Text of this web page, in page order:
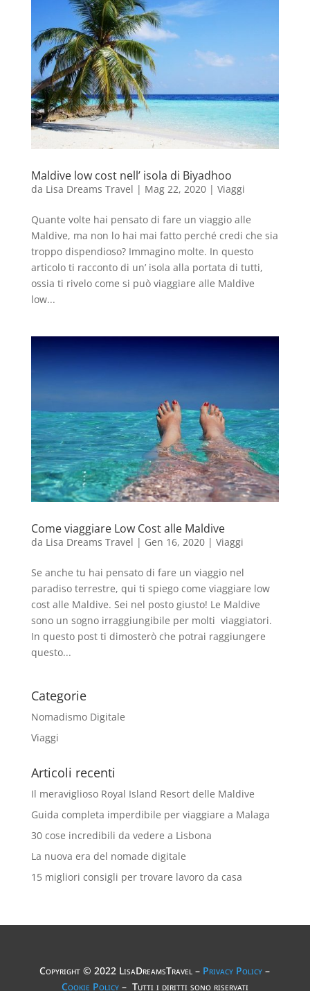
Maldive low cost nell’ isola di Biyadhoo
da Lisa Dreams Travel | Mag 22, 2020| Viaggi
Quante volte hai pensato di fare un viaggio alle
Maldive, ma non lo hai mai fatto perché credi che sia
troppo dispendioso? Immagino molte. In questo
articolo ti racconto di un’ isola alla portata di tutti,
ossia ti rivelo come si può viaggiare alle Maldive
low...
Come viaggiare Low Cost alle Maldive
da Lisa Dreams Travel | Gen 16, 2020| Viaggi
Se anche tu hai pensato di fare un viaggio nel
paradiso terrestre, qui ti spiego come viaggiare low
cost alle Maldive. Sei nel posto giusto! Le Maldive
sono un sogno irraggiungibile per molti viaggiatori.
In questo post ti dimosterò che potrai raggiungere
questo...
Categorie
Nomadismo Digitale
Viaggi
Articoli recenti
Il meraviglioso Royal Island Resort delle Maldive
Guida completa imperdibile per viaggiare a Malaga
30 cose incredibili da vedere a Lisbona
La nuova era del nomade digitale
15 migliori consigli per trovare lavoro da casa
Copyright © 2022 LisaDreamsTravel – Privacy Policy –
Cookie Policy– Tutti i diritti sono riservati